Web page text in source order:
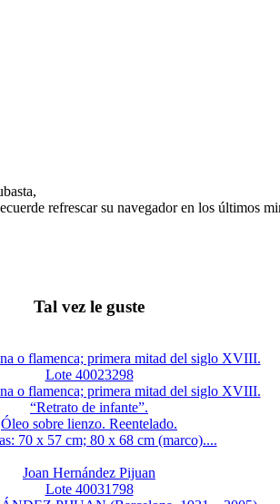
refrescar su navegador en los últimos
Tal vez le guste
o flamenca; primera mitad del siglo XVIII.
Lote 40023298
o flamenca; primera mitad del siglo XVIII.
“Retrato de infante”.
Óleo sobre lienzo. Reentelado.
70 x 57 cm; 80 x 68 cm (marco)....
Joan Hernández Pijuan
Lote 40031798